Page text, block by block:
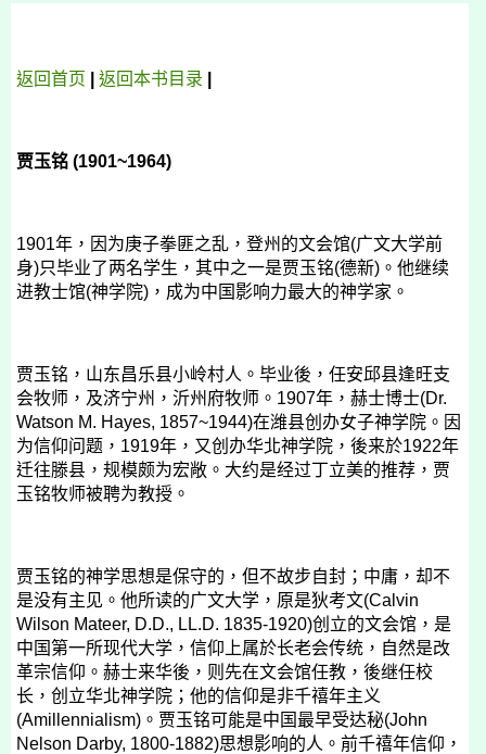
返回首页 返回本书 目录
贾玉铭 (1901~1964)
1901年，因为庚子拳匪之乱，登州的文会馆(广文大学前
身)只毕业了两名学生，其中之一是贾玉铭(德新) 。他继续
进教士馆(神学院) ，成为中国影响力最大的神学家。
贾玉铭，山东昌乐县小岭村人。毕业後，任安邱县逢旺支
会牧师，及济宁州，沂州府牧师。 1907年，赫士博士(Dr.
Watson M. Hayes, 1857~1944)在潍县创办女子神学院。因
为信仰问题， 1919年，又创办华北神学院，後来於1922年
迁往滕县，规模颇为宏敞。大约是经过丁立美的推荐，贾
玉铭牧师被聘为教授。
贾玉铭的神学思想是保守的，但不故步自封；中庸，却不
是没有主见。他所读的广文大学，原是狄考文(Calvin
Wilson Mateer, D.D., LL.D. 1835-1920)创立的文会馆，是
中国第一所现代大学，信仰上属於长老会传统，自然是改
革宗信仰。赫士来华後，则先在文会馆任教，後继任校
长，创立华北神学院；他的信仰是非千禧年主义
(Amillennialism) 。贾玉铭可能是中国最早受达秘(John
Nelson Darby, 1800-1882)思想影响的人。前千禧年信仰，